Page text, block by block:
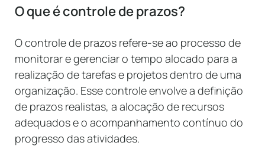
O que é controle de prazos?
O controle de prazos refere-se ao processo de
monitorar e gerenciar o tempo alocado para a
realização de tarefas e projetos dentro de uma
organização. Esse controle envolve a definição
de prazos realistas, a alocação de recursos
adequados e o acompanhamento contínuo do
progresso das atividades.